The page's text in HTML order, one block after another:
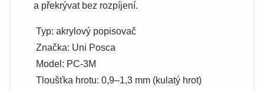
a překrývat bez rozpíjení.
Typ: akrylový popisovač
Značka: Uni Posca
Model: PC-3M
Tloušťka hrotu: 0,9–1,3 mm (kulatý hrot)